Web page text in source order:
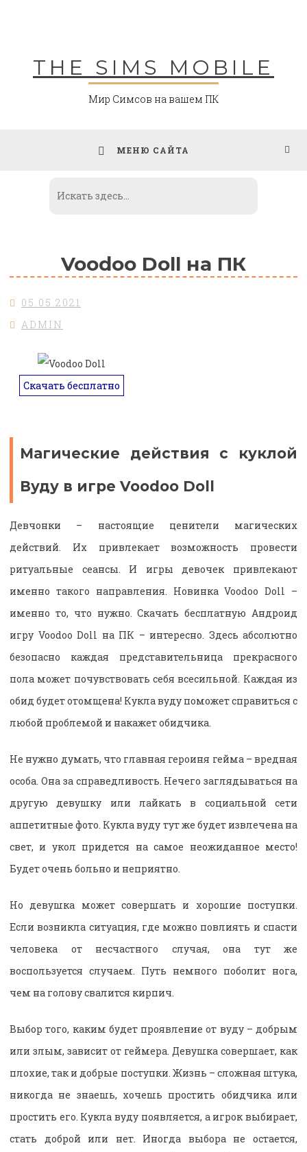
THE SIMS MOBILE
Мир Симсов на вашем ПК
МЕНЮ САЙТА
Voodoo Doll на ПК
05.05.2021
ADMIN
Скачать бесплатно
Магические действия с куклой
Вуду в игре Voodoo Doll
Девчонки – настоящие ценители магических
действий. Их привлекает возможность провести
ритуальные сеансы. И игры девочек привлекают
именно такого направления. Новинка Voodoo Doll –
именно то, что нужно. Скачать бесплатную Андроид
игру Voodoo Doll на ПК – интересно. Здесь абсолютно
безопасно каждая представительница прекрасного
пола может почувствовать себя всесильной. Каждая из
обид будет отомщена! Кукла вуду поможет справиться с
любой проблемой и накажет обидчика.
Не нужно думать, что главная героиня гейма – вредная
особа. Она за справедливость. Нечего заглядываться на
другую девушку или лайкать в социальной сети
аппетитные фото. Кукла вуду тут же будет извлечена на
свет, и укол придется на самое неожиданное место!
Будет очень больно и неприятно.
Но девушка может совершать и хорошие поступки.
Если возникла ситуация, где можно повлиять и спасти
человека от несчастного случая, она тут же
воспользуется случаем. Путь немного поболит нога,
чем на голову свалится кирпич.
Выбор того, каким будет проявление от вуду – добрым
или злым, зависит от геймера. Девушка совершает, как
плохие, так и добрые поступки. Жизнь – сложная штука,
никогда не знаешь, хочешь простить обидчика или
простить его. Кукла вуду появляется, а игрок выбирает,
стать доброй или нет. Иногда выбора не остается,